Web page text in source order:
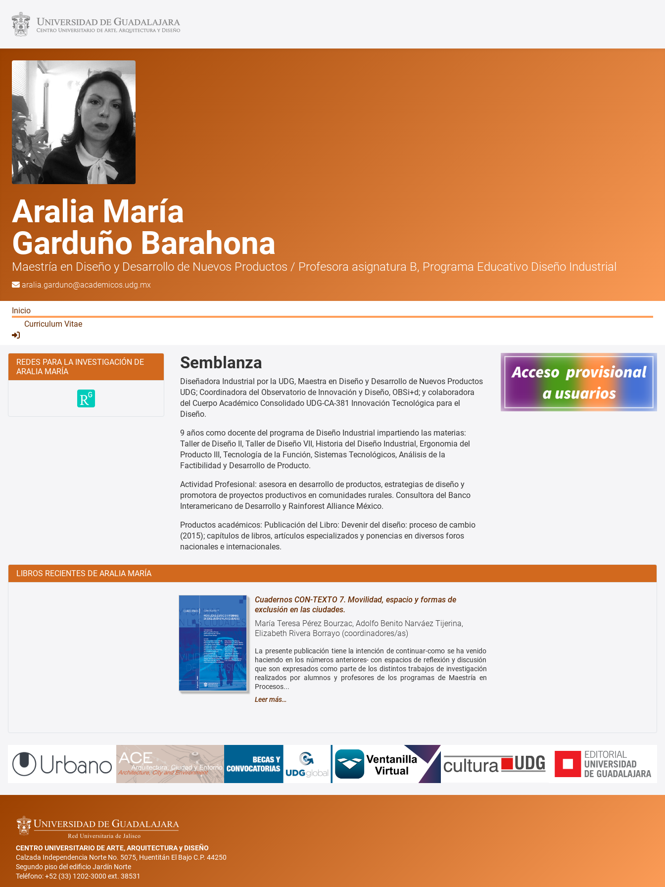
Aralia María
Garduño Barahona
Maestría en Diseño y Desarrollo de Nuevos Productos / Profesora asignatura B, Programa Educativo Diseño Industrial
aralia.garduno@academicos.udg.mx
Inicio
Curriculum Vitae
REDES PARA LA INVESTIGACIÓN DE
ARALIA MARÍA
Semblanza
Diseñadora Industrial por la UDG, Maestra en Diseño y Desarrollo de Nuevos Productos
UDG; Coordinadora del Observatorio de Innovación y Diseño, OBSi+d; y colaboradora
del Cuerpo Académico Consolidado UDG-CA-381 Innovación Tecnológica para el
Diseño.
9 años como docente del programa de Diseño Industrial impartiendo las materias:
Taller de Diseño II, Taller de Diseño VII, Historia del Diseño Industrial, Ergonomia del
Producto III, Tecnología de la Función, Sistemas Tecnológicos, Análisis de la
Factibilidad y Desarrollo de Producto.
Actividad Profesional: asesora en desarrollo de productos, estrategias de diseño y
promotora de proyectos productivos en comunidades rurales. Consultora del Banco
Interamericano de Desarrollo y Rainforest Alliance México.
Productos académicos: Publicación del Libro: Devenir del diseño: proceso de cambio
(2015); capítulos de libros, artículos especializados y ponencias en diversos foros
nacionales e internacionales.
LIBROS RECIENTES DE ARALIA MARÍA
Cuadernos CON-TEXTO 7. Movilidad, espacio y formas de
exclusión en las ciudades.
María Teresa Pérez Bourzac, Adolfo Benito Narváez Tijerina,
Elizabeth Rivera Borrayo (coordinadores/as)
La presente publicación tiene la intención de continuar-como se ha venido
haciendo en los números anteriores- con espacios de reflexión y discusión
que son expresados como parte de los distintos trabajos de investigación
realizados por alumnos y profesores de los programas de Maestría en
Procesos...
Leer más…
CENTRO UNIVERSITARIO DE ARTE, ARQUITECTURA y DISEÑO
Calzada Independencia Norte No. 5075, Huentitán El Bajo C.P. 44250
Segundo piso del edificio Jardín Norte
Teléfono: +52 (33) 1202-3000 ext. 38531